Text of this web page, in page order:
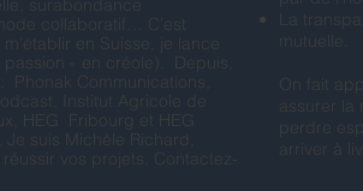
surabondance
collaboratif… C’est
en Suisse, je lance
» en créole). ​ Depuis,
Phonak Communications,
Institut Agricole de
HEG Fribourg et HEG
suis Michèle Richard,
vos projets. Contactez-
La
mutuelle.
On fait
assurer
perdre
arriver à